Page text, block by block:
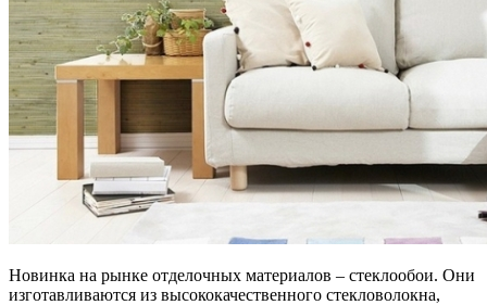
Новинка на рынке отделочных материалов – стеклообои. Они
изготавливаются из высококачественного стекловолокна,